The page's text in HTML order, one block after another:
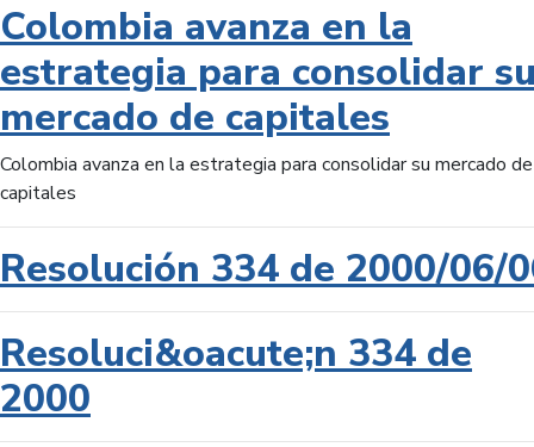
Colombia avanza en la
estrategia para consolidar
mercado de capitales
Colombia avanza en la estrategia para consolidar su mercado de
capitales
Resolución 334 de 2000/06/
Resoluci&oacute;n 334 de
2000